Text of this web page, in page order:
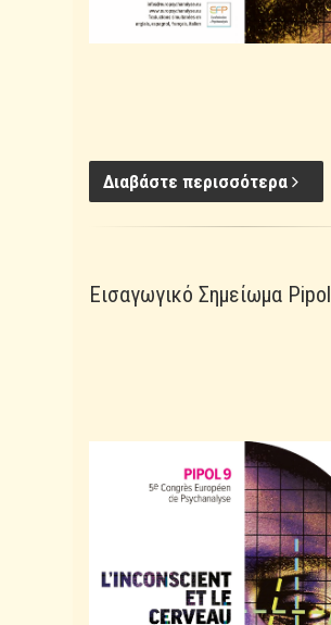
Διαβάστε περισσότερα
Εισαγωγικό Σημείωμα Pipol